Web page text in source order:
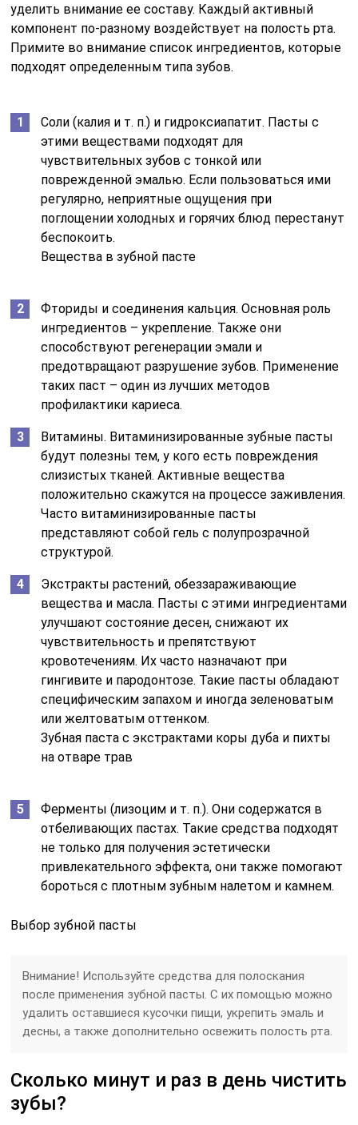
уделить внимание ее составу. Каждый активный
компонент по-разному воздействует на полость рта.
Примите во внимание список ингредиентов, которые
подходят определенным типа зубов.
Соли (калия и т. п.) и гидроксиапатит. Пасты с
этими веществами подходят для
чувствительных зубов с тонкой или
поврежденной эмалью. Если пользоваться ими
регулярно, неприятные ощущения при
поглощении холодных и горячих блюд перестанут
беспокоить.
Вещества в зубной пасте
Фториды и соединения кальция. Основная роль
ингредиентов – укрепление. Также они
способствуют регенерации эмали и
предотвращают разрушение зубов. Применение
таких паст – один из лучших методов
профилактики кариеса.
Витамины. Витаминизированные зубные пасты
будут полезны тем, у кого есть повреждения
слизистых тканей. Активные вещества
положительно скажутся на процессе заживления.
Часто витаминизированные пасты
представляют собой гель с полупрозрачной
структурой.
Экстракты растений, обеззараживающие
вещества и масла. Пасты с этими ингредиентами
улучшают состояние десен, снижают их
чувствительность и препятствуют
кровотечениям. Их часто назначают при
гингивите и пародонтозе. Такие пасты обладают
специфическим запахом и иногда зеленоватым
или желтоватым оттенком.
Зубная паста с экстрактами коры дуба и пихты
на отваре трав
Ферменты (лизоцим и т. п.). Они содержатся в
отбеливающих пастах. Такие средства подходят
не только для получения эстетически
привлекательного эффекта, они также помогают
бороться с плотным зубным налетом и камнем.
Выбор зубной пасты
Внимание! Используйте средства для полоскания
после применения зубной пасты. С их помощью можно
удалить оставшиеся кусочки пищи, укрепить эмаль и
десны, а также дополнительно освежить полость рта.
Сколько минут и раз в день чистить
зубы?